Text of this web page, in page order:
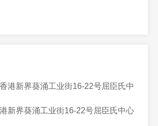
港新界葵涌工业街16-22号屈臣氏中
新界葵涌工业街16-22号屈臣氏中心